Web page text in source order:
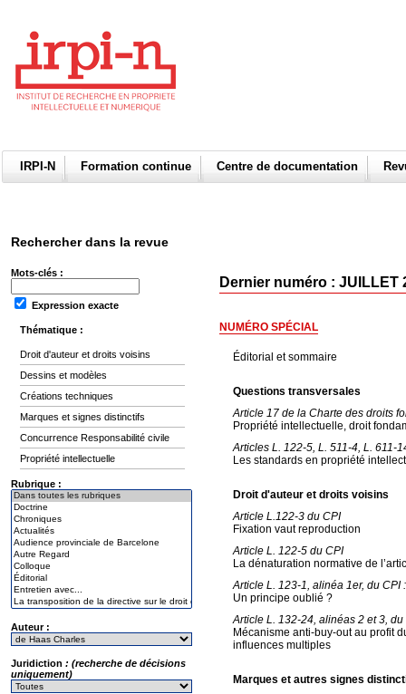
IRPI-N Formation continue Centre de documentation
Rechercher dans la revue
Mots-clés :
Expression exacte
Thématique :
Droit d'auteur et droits voisins
Dessins et modèles
Créations techniques
Marques et signes distinctifs
Concurrence Responsabilité civile
Propriété intellectuelle
Rubrique :
Auteur :
Juridiction : (recherche de décisions
uniquement)
Dernier numéro : JUILLET
NUMÉRO SPÉCIAL
Éditorial et sommaire
Questions transversales
Article 17 de la Charte des droits
Propriété intellectuelle, droit
Articles L. 122-5, L. 511-4, L. 611-
Les standards en propriété
Droit d'auteur et droits voisins
Article L.122-3 du CPI
Fixation vaut reproduction
Article L. 122-5 du CPI
La dénaturation normative de
Article L. 123-1, alinéa 1er, du CPI :
Un principe oublié ?
Article L. 132-24, alinéas 2 et 3, du
Mécanisme anti-buy-out au profit
influences multiples
Marques et autres signes